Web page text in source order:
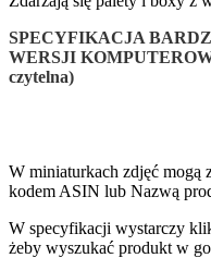
SPECYFIKACJA
WERSJI
czytelna)
W miniaturkach zdjęć mogą
kodem ASIN lub Nazwą
W specyfikacji wystarczy
żeby wyszukać produkt w